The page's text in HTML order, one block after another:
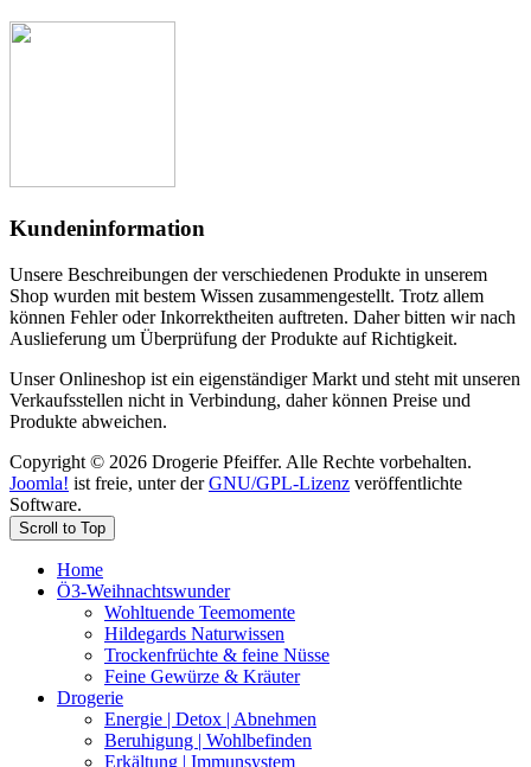
Kundeninformation
Unsere Beschreibungen der verschiedenen Produkte in unserem
Shop wurden mit bestem Wissen zusammengestellt. Trotz allem
können Fehler oder Inkorrektheiten auftreten. Daher bitten wir nach
Auslieferung um Überprüfung der Produkte auf Richtigkeit.
Unser Onlineshop ist ein eigenständiger Markt und steht mit unseren
Verkaufsstellen nicht in Verbindung, daher können Preise und
Produkte abweichen.
Copyright © 2026 Drogerie Pfeiffer. Alle Rechte vorbehalten.
Joomla! ist freie, unter derGNU/GPL-Lizenz veröffentlichte
Software.
Scroll to Top
Home
Ö3-Weihnachtswunder
Wohltuende Teemomente
Hildegards Naturwissen
Trockenfrüchte & feine Nüsse
Feine Gewürze & Kräuter
Drogerie
Energie | Detox | Abnehmen
Beruhigung | Wohlbefinden
Erkältung | Immunsystem